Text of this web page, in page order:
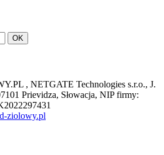
OK
, NETGATE Technologies s.r.o., J.
Prievidza, Słowacja, NIP firmy:
ziolowy.pl